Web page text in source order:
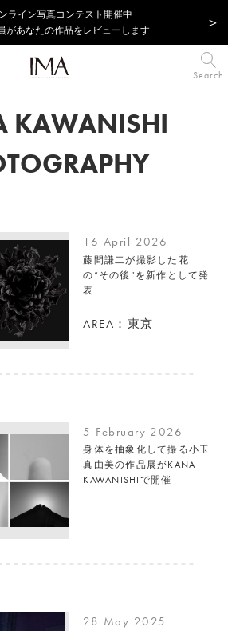
ライン写真コンテスト開催中
があなたの作品をレビューします
Search
KAWANISHI
16 April 2026
藤間謙二が撮影した花
の“その後”を新作として発
表
AREA：東京
5 February 2026
身体を抽象化して撮る小玉
真由美の作品展がKANA
KAWANISHIで開催
28 May 2025